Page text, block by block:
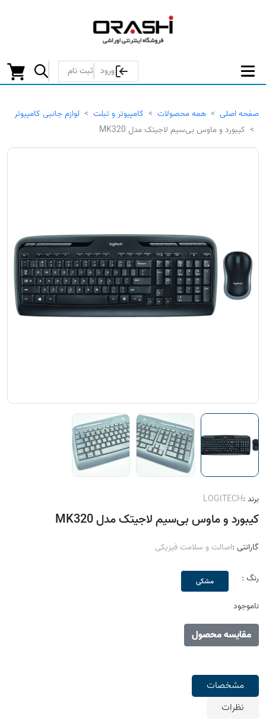
ورود ثبت نام
صفحه اصلی همه محصولات کامپیوتر و تبلت
لوازم جانبی کامپیوتر
کیبورد و ماوس بی‌سیم لاجیتک مدل MK320
برند :LOGITECH
کیبورد و ماوس بی‌سیم لاجیتک مدل MK320
گارانتی :اصالت و سلامت فیزیکی
رنگ : مشکی
ناموجود
مقایسه محصول
مشخصات
نظرات